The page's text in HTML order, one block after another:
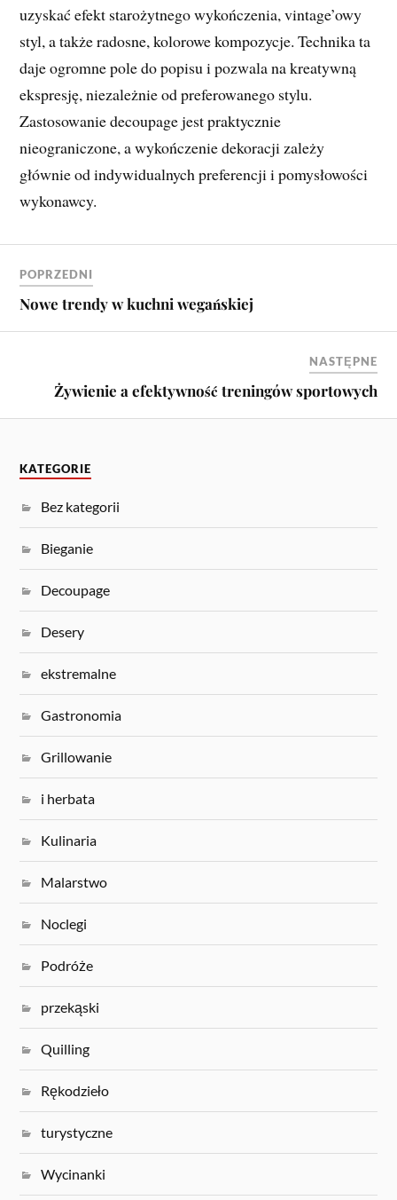
uzyskać efekt starożytnego wykończenia, vintage’owy
styl, a także radosne, kolorowe kompozycje. Technika ta
daje ogromne pole do popisu i pozwala na kreatywną
ekspresję, niezależnie od preferowanego stylu.
Zastosowanie decoupage jest praktycznie
nieograniczone, a wykończenie dekoracji zależy
głównie od indywidualnych preferencji i pomysłowości
wykonawcy.
POPRZEDNI
Nowe trendy w kuchni wegańskiej
NASTĘPNE
Żywienie a efektywność treningów sportowych
KATEGORIE
Bez kategorii
Bieganie
Decoupage
Desery
ekstremalne
Gastronomia
Grillowanie
i herbata
Kulinaria
Malarstwo
Noclegi
Podróże
przekąski
Quilling
Rękodzieło
turystyczne
Wycinanki